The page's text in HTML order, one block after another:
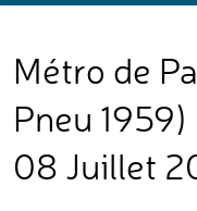
Métro de
Pneu
08 Juillet